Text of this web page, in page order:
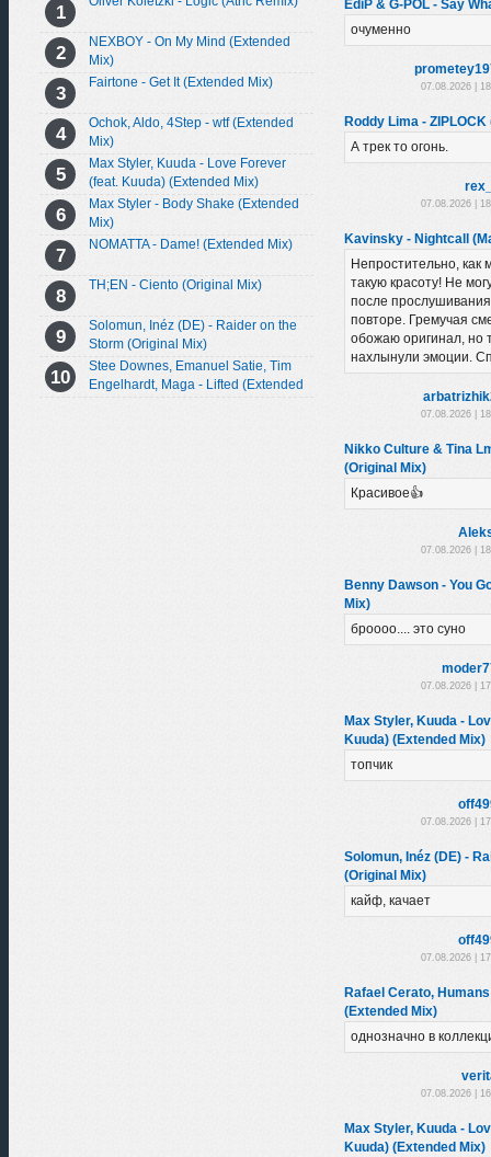
NEXBOY - On My Mind (Extended
Mix)
Fairtone - Get It (Extended Mix)
Ochok, Aldo, 4Step - wtf (Extended
Mix)
Max Styler, Kuuda - Love Forever
(feat. Kuuda) (Extended Mix)
Max Styler - Body Shake (Extended
Mix)
NOMATTA - Dame! (Extended Mix)
TH;EN - Ciento (Original Mix)
Solomun, Inéz (DE) - Raider on the
Storm (Original Mix)
Stee Downes, Emanuel Satie, Tim
Engelhardt, Maga - Lifted (Extended
EdiP & G-POL - Say
очуменно
07.08.2026 |
Roddy Lima -
А трек то огонь.
07.08.2026 |
Kavinsky - Nightcall
Непростительно, как
такую красоту! Не
после
повторе. Гремучая
обожаю оригинал, но
нахлынули эмоции.
07.08.2026 |
Nikko Culture & Tina
(Original Mix)
Красивое👍
07.08.2026 |
Benny Dawson - You
Mix)
броооо.... это суно
07.08.2026 |
Max Styler, Kuuda -
Kuuda) (Extended Mix)
топчик
07.08.2026 |
Solomun, Inéz (DE) -
(Original Mix)
кайф, качает
07.08.2026 |
Rafael Cerato,
(Extended Mix)
однозначно в
07.08.2026 |
Max Styler, Kuuda -
Kuuda) (Extended Mix)